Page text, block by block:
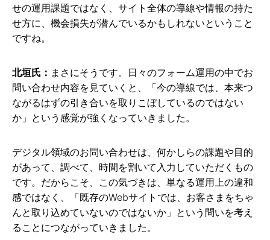
せの運用課題ではなく、サイト全体の導線や情報の持た
せ方に、機会損失が潜んでいるかもしれないということ
ですね。
北垣氏： まさにそうです。日々のフォーム運用の中でお
問い合わせ内容を見ていくと、「今の導線では、本来つ
ながるはずの引き合いを取りこぼしているのではない
か」という感覚が強くなっていきました。
デジタル領域のお問い合わせは、何かしらの課題や目的
があって、調べて、時間を割いて入力していただくもの
です。だからこそ、この気づきは、単なる運用上の違和
感ではなく、「既存のWebサイトでは、お客さまをちゃ
んと取り込めていないのではないか」という問いを考え
ることにつながっていきました。